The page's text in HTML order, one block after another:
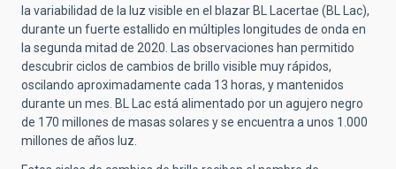
la variabilidad de la luz visible en el blazar BL Lacertae (BL Lac),
durante un fuerte estallido en múltiples longitudes de onda en
la segunda mitad de 2020. Las observaciones han permitido
descubrir ciclos de cambios de brillo visible muy rápidos,
oscilando aproximadamente cada 13 horas, y mantenidos
durante un mes. BL Lac está alimentado por un agujero negro
de 170 millones de masas solares y se encuentra a unos 1.000
millones de años luz.